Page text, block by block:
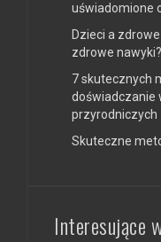
uświadomione
Dzieci a
zdrowe nawyki?
7 skutecznych
doświadczanie
przyrodniczych
Skuteczne
Interesujące